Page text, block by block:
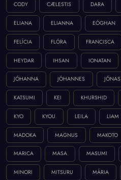
CODY CÆLESTIS DARA
ELIANA ELIANNA EÓGHAN
FELÍCIA FLÓRA FRANCISCA
HEYDAR IHSAN IONATAN
JÓHANNA JÓHANNES JÓNAS
KATSUMI KEI KHURSHID
KYO KYOU LEILA LIAM
MADOKA MAGNUS MAKOTO
MARICA MASA MASUMI
MINORI MITSURU MÁRIA